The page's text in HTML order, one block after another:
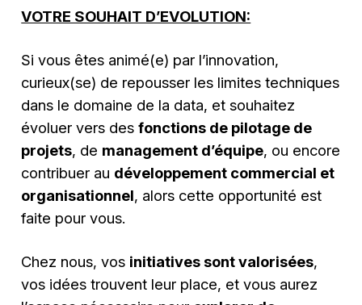
VOTRE SOUHAIT D’EVOLUTION:
Si vous êtes animé(e) par l’innovation,
curieux(se) de repousser les limites techniques
dans le domaine de la data, et souhaitez
évoluer vers desfonctions de pilotage de
projets, de management d’équipe, ou encore
contribuer au développement commercial et
organisationnel, alors cette opportunité est
faite pour vous.
Chez nous, vos initiatives sont valorisées,
vos idées trouvent leur place, et vous aurez